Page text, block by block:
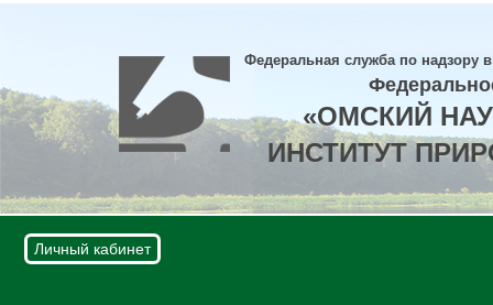
Федеральная служба по надзору
«ОМСКИЙ
ИНСТИТУТ
Личный кабинет